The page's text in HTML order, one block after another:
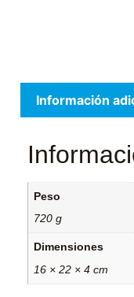
Información
Peso
720 g
Dimensiones
16 × 22 × 4 cm